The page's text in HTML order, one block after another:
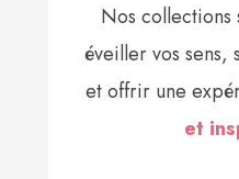
Nos collections
éveiller vos sens,
et offrir une
et